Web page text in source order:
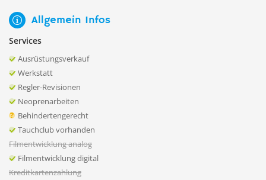
Allgemein Infos
Services
Ausrüstungsverkauf
Werkstatt
Regler-Revisionen
Neoprenarbeiten
Behindertengerecht
Tauchclub vorhanden
Filmentwicklung analog
Filmentwicklung digital
Kreditkartenzahlung